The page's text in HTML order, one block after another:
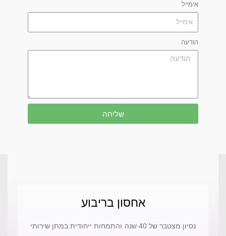
אימייל
הודעה
שליחה
אחסון בריבוע​
נסיון מצטבר של 40 שנה והתמחות ייחודית במתן שירותי